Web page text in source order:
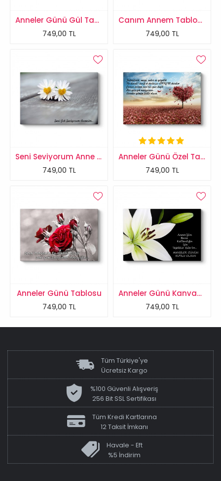
Anneler Günü Gül Tablosu
749,00 TL
Canım Annem Tablosu
749,00 TL
Seni Seviyorum Anne Tablosu
749,00 TL
Anneler Günü Özel Tablosu
749,00 TL
Anneler Günü Tablosu
749,00 TL
Anneler Günü Kanvas Tablosu
749,00 TL
Tüm Türkiye'ye
Ücretsiz Kargo
%100 Güvenli Alışveriş
256 Bit SSL Sertifikası
Tüm Kredi Kartlarına
12 Taksit İmkanı
Havale - Eft
%5 İndirim